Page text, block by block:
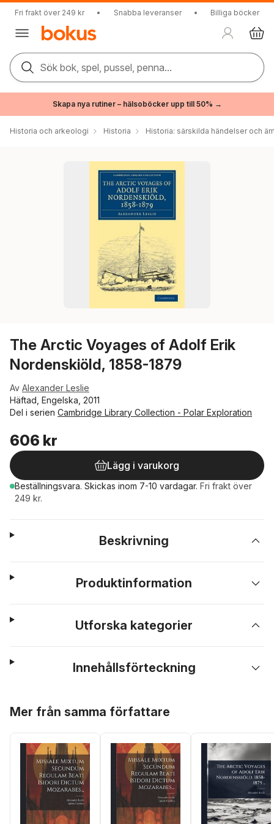
Fri frakt över 249 kr • Snabba leveranser • Billiga böcker
Sök bok, spel, pussel, penna...
Skapa nya rutiner – hälsoböcker upp till 50% →
Historia och arkeologi Historia Historia: särskilda händelser och
The Arctic Voyages of Adolf Erik
Nordenskiöld, 1858-1879
Av Alexander Leslie
Häftad, Engelska, 2011
Del i serien Cambridge Library Collection - Polar Exploration
606 kr
Lägg i varukorg
Beställningsvara. Skickas inom 7-10 vardagar. Fri frakt över
249 kr.
Beskrivning
Produktinformation
Utforska kategorier
Innehållsförteckning
Mer från samma författare